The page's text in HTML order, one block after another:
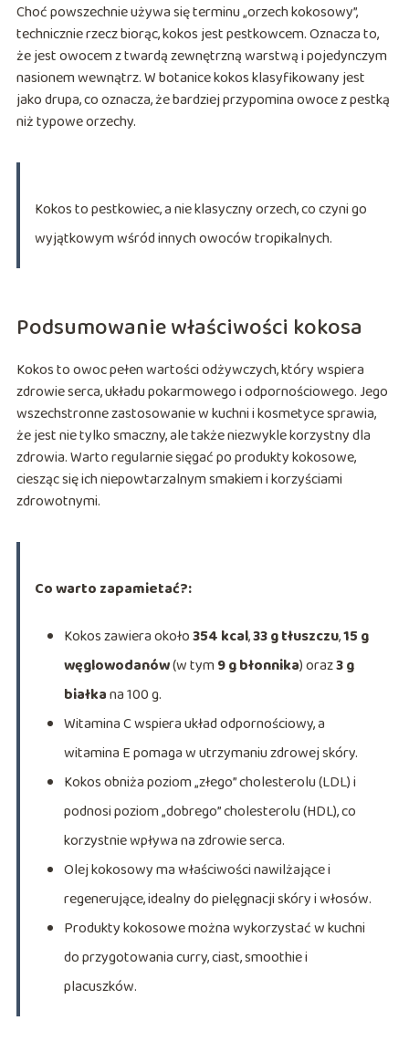
Choć powszechnie używa się terminu „orzech kokosowy”,
technicznie rzecz biorąc, kokos jest pestkowcem. Oznacza to,
że jest owocem z twardą zewnętrzną warstwą i pojedynczym
nasionem wewnątrz. W botanice kokos klasyfikowany jest
jako drupa, co oznacza, że bardziej przypomina owoce z pestką
niż typowe orzechy.
Kokos to pestkowiec, a nie klasyczny orzech, co czyni go
wyjątkowym wśród innych owoców tropikalnych.
Podsumowanie właściwości kokosa
Kokos to owoc pełen wartości odżywczych, który wspiera
zdrowie serca, układu pokarmowego i odpornościowego. Jego
wszechstronne zastosowanie w kuchni i kosmetyce sprawia,
że jest nie tylko smaczny, ale także niezwykle korzystny dla
zdrowia. Warto regularnie sięgać po produkty kokosowe,
ciesząc się ich niepowtarzalnym smakiem i korzyściami
zdrowotnymi.
Co warto zapamietać?:
Kokos zawiera około354 kcal,33 g tłuszczu,15 g
węglowodanów(w tym9 g błonnika) oraz3 g
białkana 100 g.
Witamina C wspiera układ odpornościowy, a
witamina E pomaga w utrzymaniu zdrowej skóry.
Kokos obniża poziom „złego” cholesterolu (LDL) i
podnosi poziom „dobrego” cholesterolu (HDL), co
korzystnie wpływa na zdrowie serca.
Olej kokosowy ma właściwości nawilżające i
regenerujące, idealny do pielęgnacji skóry i włosów.
Produkty kokosowe można wykorzystać w kuchni
do przygotowania curry, ciast, smoothie i
placuszków.